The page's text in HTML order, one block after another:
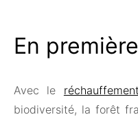
En
Avec le
biodiversité, la forêt